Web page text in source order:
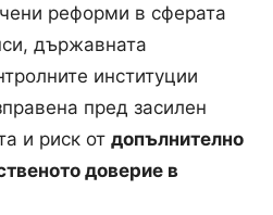
реформи в сферата
държавната
институции
пред засилен
и риск от допълнително
доверие в